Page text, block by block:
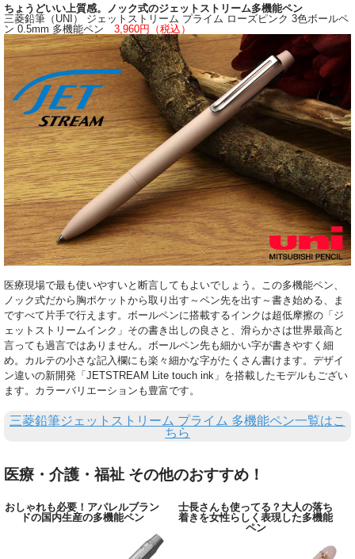
ちょうどいい上質感。ノック式のジェットストリーム多機能ペン
三菱鉛筆（UNI） ジェットストリーム プライム ローズピンク 3色ボールペ
ン 0.5mm 多機能ペン
3,960円（税込）
医療現場で最も使いやすいと断言してもよいでしょう。この多機能ペン、
ノック式だから胸ポケットから取り出す～ペン先を出す～書き始める、ま
ですべて片手で行えます。ボールペンに搭載するインクは超低摩擦の「ジ
ェットストリームインク」その書き出しの良さと、滑らかさは世界最高と
言っても過言ではありません。ボールペン先も細かい字が書きやすく細
め。カルテの小さな記入欄にも楽々細かな字がたくさん書けます。デザイ
ン違いの新開発「JETSTREAM Lite touch ink」を搭載したモデルもござい
ます。カラーバリエーションも豊富です。
三菱鉛筆ジェットストリーム プライム 多機能ペン一覧はこ
ちら
医療・介護・福祉 その他のおすすめ！
おしゃれも必要！アパレルブラン
ドの国内生産の多機能ペン
士長さんも使ってる？大人の落ち
着きを女性らしく表現した多機能
ペン